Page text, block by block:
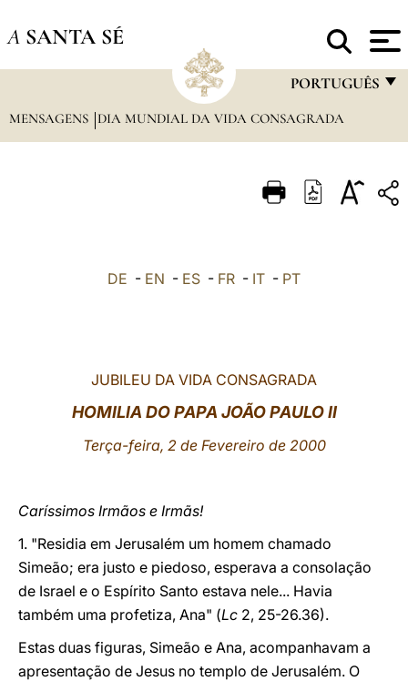
A SANTA SÉ
PORTUGUÊS
FRANÇAIS
ITALIANO
中文
LATINE
MENSAGENS DIA MUNDIAL DA VIDA CONSAGRADA
DE - EN - ES - FR - IT - PT
JUBILEU DA VIDA CONSAGRADA
HOMILIA DO PAPA JOÃO PAULO II
Terça-feira, 2 de Fevereiro de 2000
Caríssimos Irmãos e Irmãs!
1. "Residia em Jerusalém um homem chamado
Simeão; era justo e piedoso, esperava a consolação
de Israel e o Espírito Santo estava nele... Havia
também uma profetiza, Ana" (Lc 2, 25-26.36).
Estas duas figuras, Simeão e Ana, acompanhavam a
apresentação de Jesus no templo de Jerusalém. O